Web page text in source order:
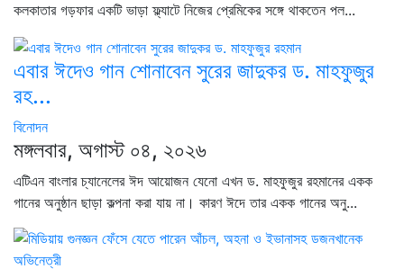
কলকাতার গড়ফার একটি ভাড়া ফ্ল্যাটে নিজের প্রেমিকের সঙ্গে থাকতেন পল...
এবার ঈদেও গান শোনাবেন সুরের জাদুকর ড. মাহফুজুর
রহ...
বিনোদন
মঙ্গলবার, অগাস্ট ০৪, ২০২৬
এটিএন বাংলার চ্যানেলের ঈদ আয়োজন যেনো এখন ড. মাহফুজুর রহমানের একক
গানের অনুষ্ঠান ছাড়া কল্পনা করা যায় না। কারণ ঈদে তার একক গানের অনু...